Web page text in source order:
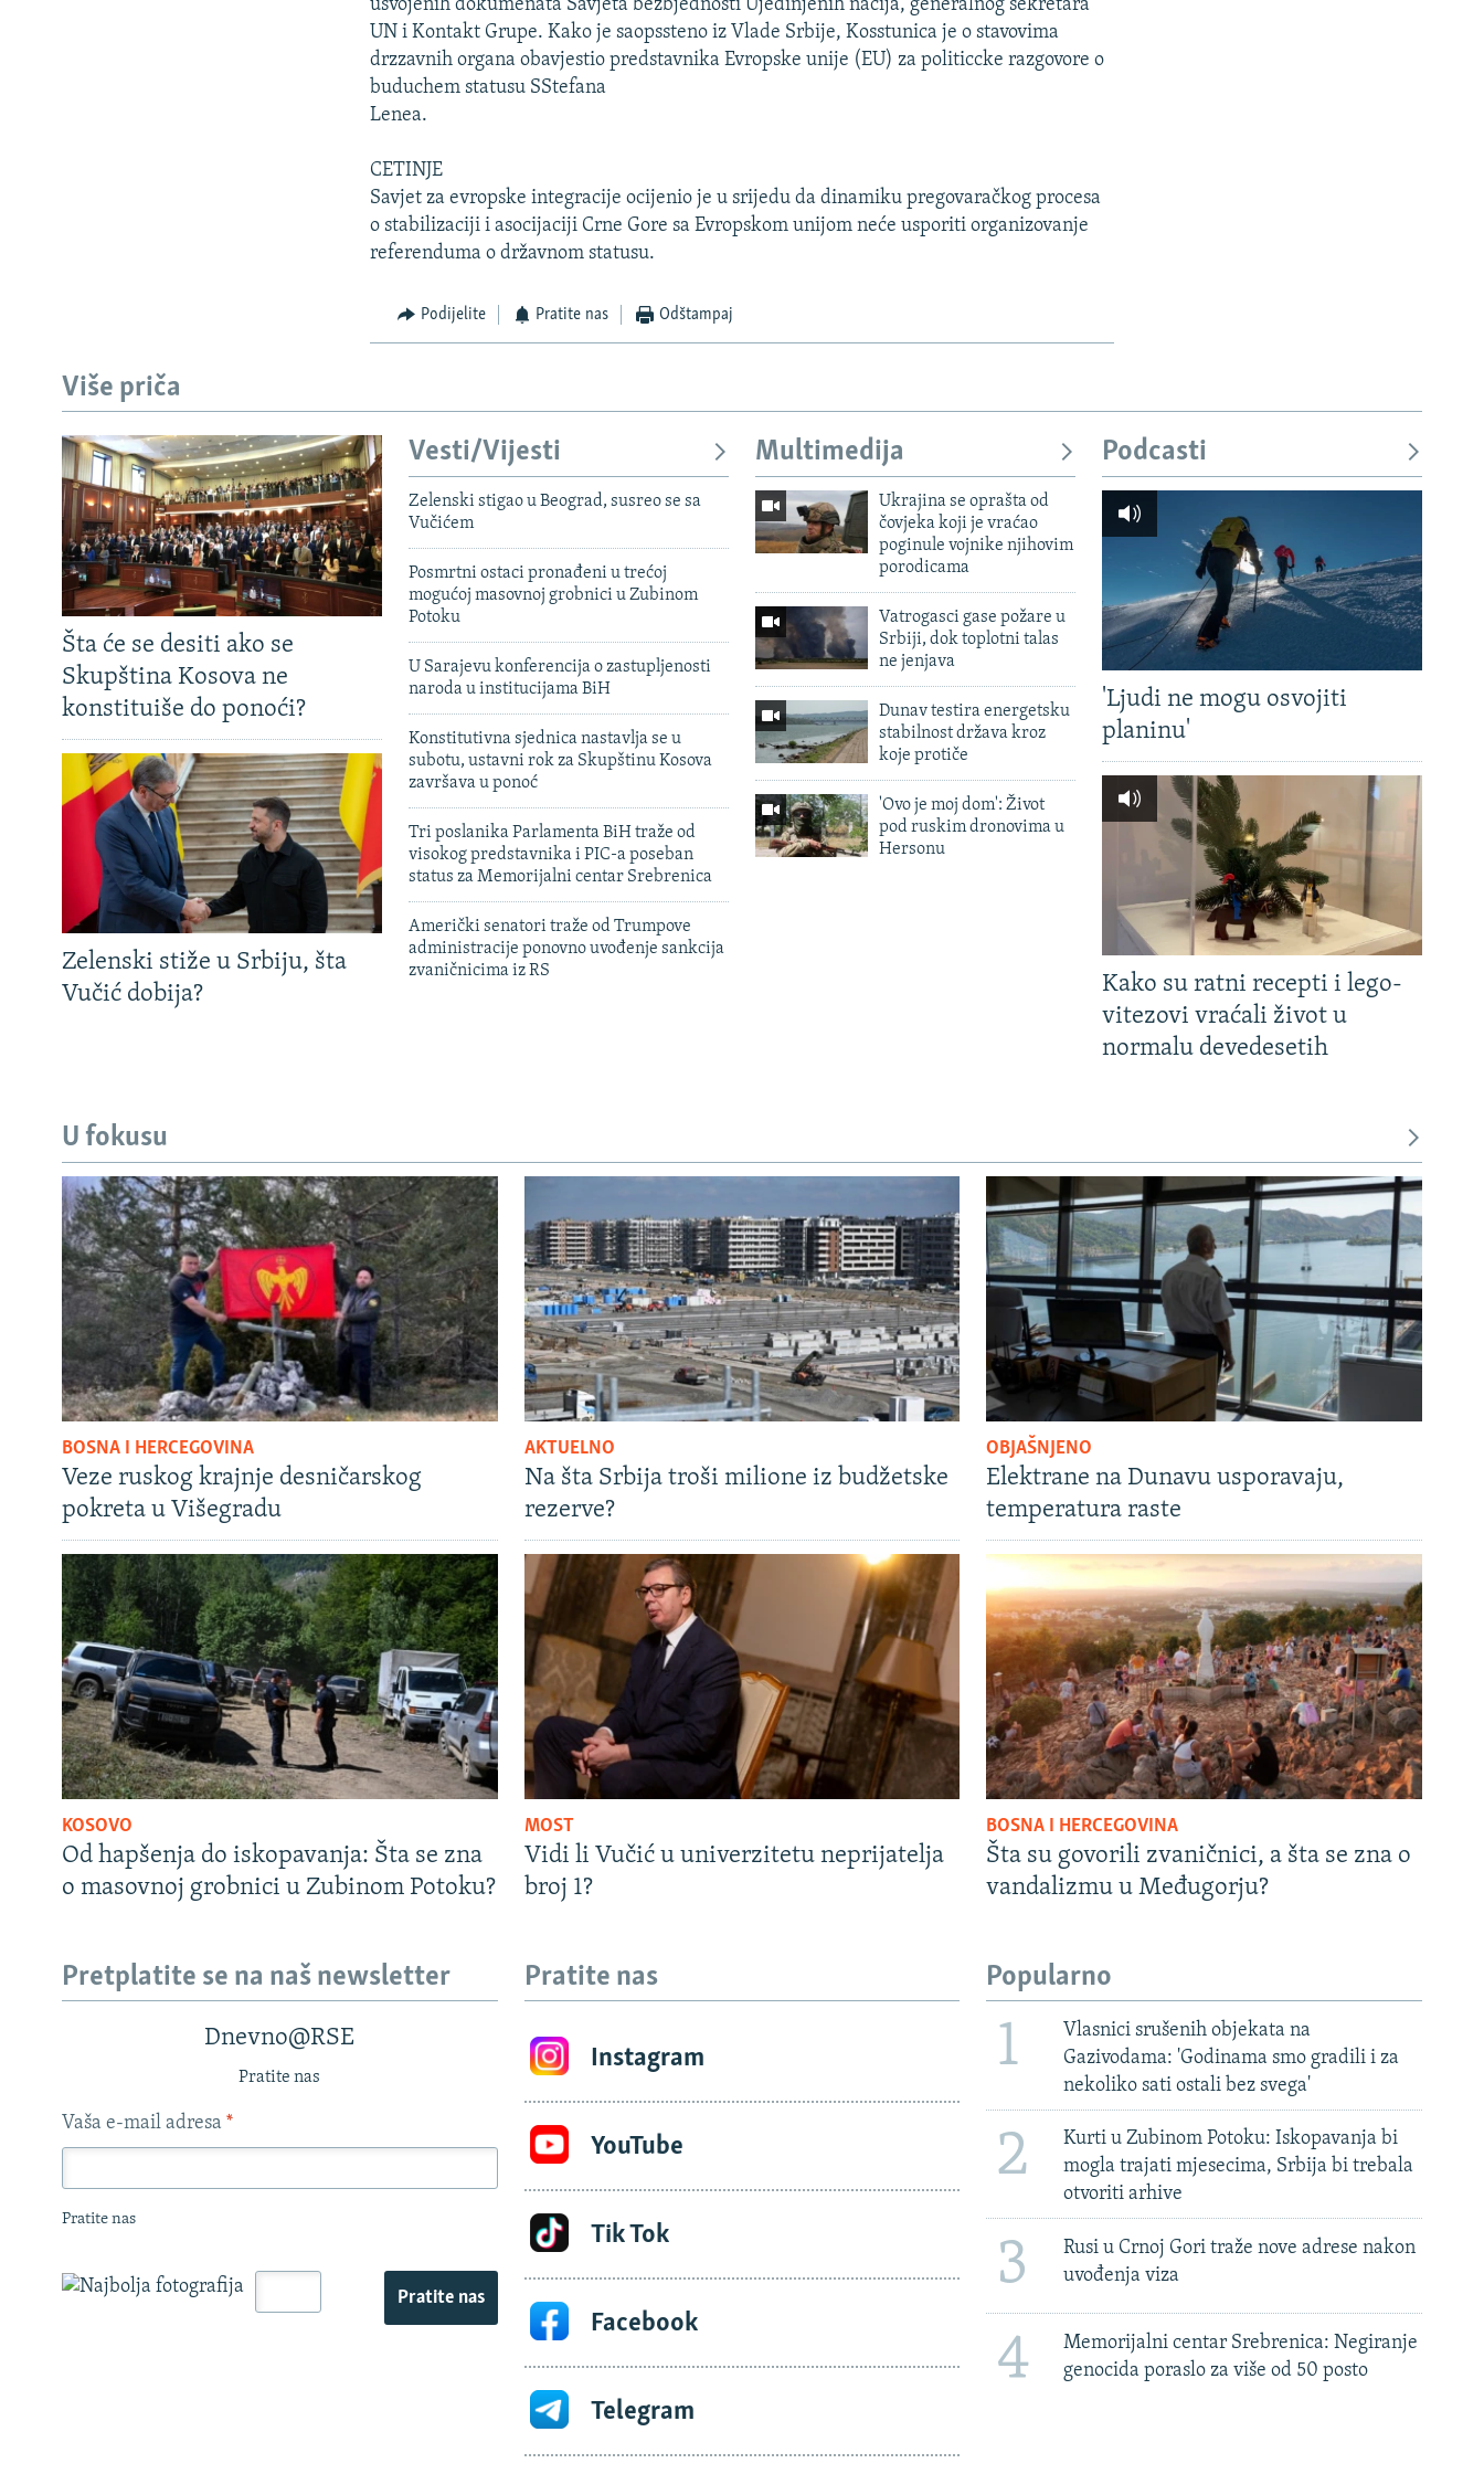
SVE KARTE DEJTONA
NASTANAK I RASPAD JUGOSLAVIJE
usvojenih dokumenata Savjeta bezbjednosti Ujedinjenih nacija, generalnog sekretara
UN i Kontakt Grupe. Kako je saopssteno iz Vlade Srbije, Kosstunica je o stavovima
drzzavnih organa obavjestio predstavnika Evropske unije (EU) za politiccke razgovore o
buduchem statusu SStefana
Lenea.
CETINJE
Savjet za evropske integracije ocijenio je u srijedu da dinamiku pregovaračkog procesa
o stabilizaciji i asocijaciji Crne Gore sa Evropskom unijom neće usporiti organizovanje
referenduma o državnom statusu.
Podijelite Pratite nas Odštampaj
Više priča
Šta će se desiti ako se
Skupština Kosova ne
konstituiše do ponoći?
Zelenski stiže u Srbiju, šta
Vučić dobija?
Vesti/Vijesti
Zelenski stigao u Beograd, susreo se sa
Vučićem
Posmrtni ostaci pronađeni u trećoj
mogućoj masovnoj grobnici u Zubinom
Potoku
U Sarajevu konferencija o zastupljenosti
naroda u institucijama BiH
Konstitutivna sjednica nastavlja se u
subotu, ustavni rok za Skupštinu Kosova
završava u ponoć
Tri poslanika Parlamenta BiH traže od
visokog predstavnika i PIC-a poseban
status za Memorijalni centar Srebrenica
Američki senatori traže od Trumpove
administracije ponovno uvođenje sankcija
zvaničnicima iz RS
Multimedija
Ukrajina se oprašta od
čovjeka koji je vraćao
poginule vojnike njihovim
porodicama
Vatrogasci gase požare u
Srbiji, dok toplotni talas
ne jenjava
Dunav testira energetsku
stabilnost država kroz
koje protiče
'Ovo je moj dom': Život
pod ruskim dronovima u
Hersonu
Podcasti
'Ljudi ne mogu osvojiti
planinu'
Kako su ratni recepti i lego-
vitezovi vraćali život u
normalu devedesetih
U fokusu
BOSNA I HERCEGOVINA
Veze ruskog krajnje desničarskog
pokreta u Višegradu
AKTUELNO
Na šta Srbija troši milione iz budžetske
rezerve?
OBJAŠNJENO
Elektrane na Dunavu usporavaju,
temperatura raste
KOSOVO
Od hapšenja do iskopavanja: Šta se zna
o masovnoj grobnici u Zubinom Potoku?
MOST
Vidi li Vučić u univerzitetu neprijatelja
broj 1?
BOSNA I HERCEGOVINA
Šta su govorili zvaničnici, a šta se zna o
vandalizmu u Međugorju?
Pretplatite se na naš newsletter
Dnevno@RSE
Pratite nas
Vaša e-mail adresa *
Pratite nas
Pratite nas
Pratite nas
Instagram
YouTube
Tik Tok
Facebook
Telegram
Popularno
1
Vlasnici srušenih objekata na
Gazivodama: 'Godinama smo gradili i za
nekoliko sati ostali bez svega'
2
Kurti u Zubinom Potoku: Iskopavanja bi
mogla trajati mjesecima, Srbija bi trebala
otvoriti arhive
3
Rusi u Crnoj Gori traže nove adrese nakon
uvođenja viza
4
Memorijalni centar Srebrenica: Negiranje
genocida poraslo za više od 50 posto